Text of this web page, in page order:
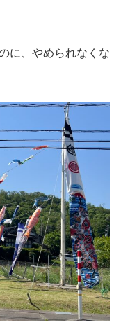
に、やめられなくな